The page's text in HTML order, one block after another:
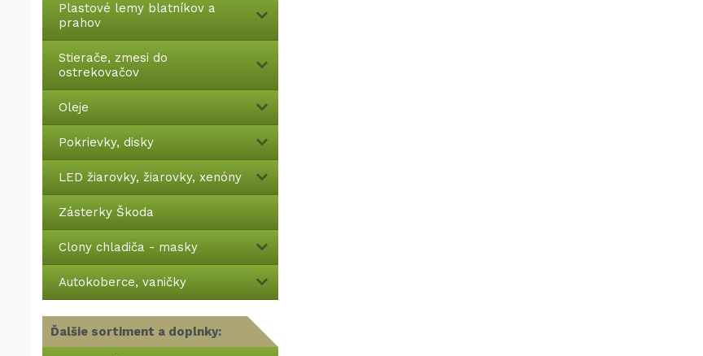
Plastové lemy blatníkov a
prahov
Stierače, zmesi do
ostrekovačov
Oleje
Pokrievky, disky
LED žiarovky, žiarovky, xenóny
Zásterky Škoda
Clony chladiča - masky
Autokoberce, vaničky
Ďalšie sortiment a doplnky: